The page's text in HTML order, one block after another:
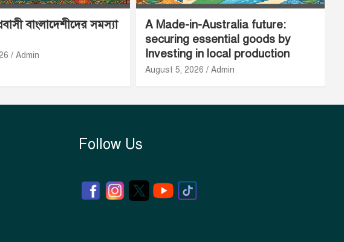
বাংলাদেশীদের সমস্যা
Admin
A Made-in-Australia future:
securing essential goods by
Investing in local production
August 5, 2026 Admin
Follow Us